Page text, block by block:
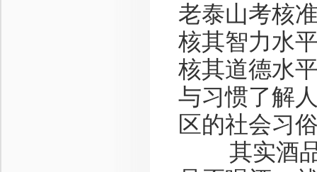
老泰山考核
核其智力水
核其道德水
与习惯了解
区的社会习
其实酒品